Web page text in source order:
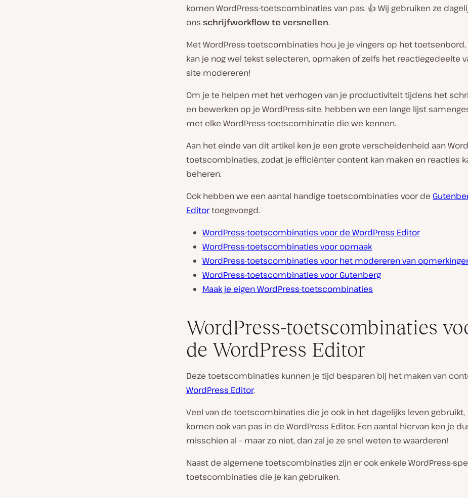
komen WordPress-toetscombinaties van pas. 👍 Wij gebruiken ze
ons schrijfworkflow te versnellen.
Met WordPress-toetscombinaties hou je je vingers op het
kan je nog wel tekst selecteren, opmaken of zelfs het reactiegedeelte
site modereren!
Om je te helpen met het verhogen van je productiviteit tijdens het
en bewerken op je WordPress-site, hebben we een lange lijst
met elke WordPress-toetscombinatie die we kennen.
Aan het einde van dit artikel ken je een grote verscheidenheid aan
toetscombinaties, zodat je efficiënter content kan maken en reacties
beheren.
Ook hebben we een aantal handige toetscombinaties voor de
Editortoegevoegd.
WordPress-toetscombinaties voor de WordPress Editor
WordPress-toetscombinaties voor opmaak
WordPress-toetscombinaties voor het modereren van
WordPress-toetscombinaties voor Gutenberg
Maak je eigen WordPress-toetscombinaties
WordPress-toetscombinaties
de WordPress Editor
Deze toetscombinaties kunnen je tijd besparen bij het maken van
WordPress Editor.
Veel van de toetscombinaties die je ook in het dagelijks leven gebruikt,
komen ook van pas in de WordPress Editor. Een aantal hiervan ken je
misschien al – maar zo niet, dan zal je ze snel weten te waarderen!
Naast de algemene toetscombinaties zijn er ook enkele WordPress-
toetscombinaties die je kan gebruiken.